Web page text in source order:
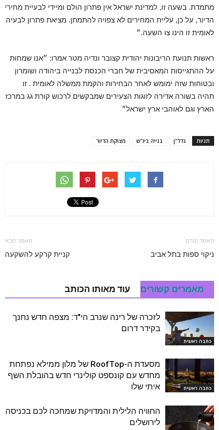
מתמדת. בשעה זו, למדינת ישראל אין פתרון הולם ומיידי לבעיית מחירי
הדיור, על כן, עליית המחירים לא צפויה להתמתן. מציאת פתרון לבעיה
לאומית זו הינו צו השעה.״
ראשות תנועת הריבונות יהודית קצובר ונדיה מטר אמרו: ״אנו שמחות
על ההתגייסות המאסיבית של חברי הכנסת לבנייה ביהודה ושומרון
ובטוחות שזה ימומש לאחר הבחירות והקמת ממשלה לאומית . זו
תהיה בשורה אדירה לזוגות הצעירים שמבקשים לרכוש קורת גג במרכז
הארץ וגם לאוהבי ארץ ישראל״
תגיות נדל"ן בנייה ביו"ש מצוקת הדיור
מאמר קודם
ניקוי ספות בתל אביב
מאמר הבא
קניית קרקע להשקעה
מאמרים קשורים עוד מאותו הכותב
כתבה ראשית
לזכרה של רינה שנרב הי"ד: מצפה חדש נחנך
בקידר דרום
כתבה ראשית
מסעדת ה-RoofTop של מלון ממילא נפתחת
מחדש עם קונספט קולינרי חדש בהובלת השף
איתי שלו
החוויה הלילית והמדויקת שמחכה לכם בכניסה
לירושלים